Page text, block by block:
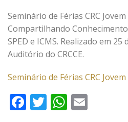
Seminário de Férias CRC
Compartilhando
SPED e ICMS. Realizado em
Auditório do CRCCE.
Seminário de Férias CRC
Facebook
Twitter